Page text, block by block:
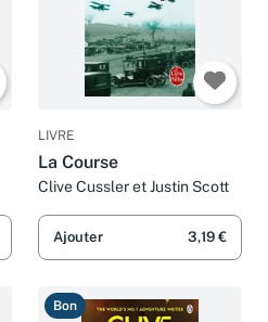
LIVRE
La Course
Clive Cussler et Justin Scott
Ajouter 3,19 €
Bon